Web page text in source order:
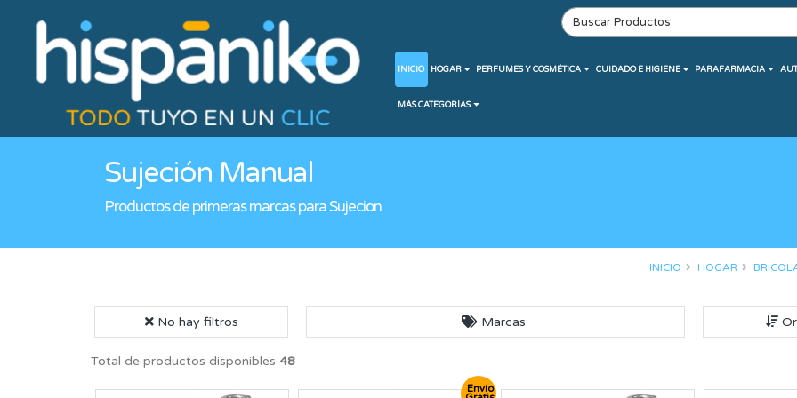
INICIO HOGAR PERFUMES Y COSMÉTICA CUIDADO E HIGIENE PARAFARMACIA
MÁS CATEGORÍAS
Sujeción Manual
Productos de primeras marcas para Sujecion
INICIO HOGAR
No hay filtros Marcas
Total de productos disponibles 48
Envío